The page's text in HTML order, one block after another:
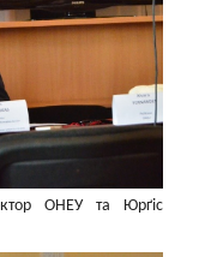
ОНЕУ та Юрґіс